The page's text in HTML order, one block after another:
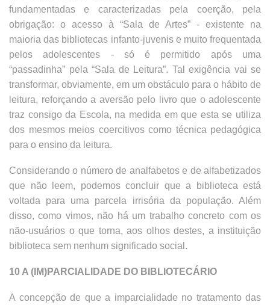
fundamentadas e caracterizadas pela coerção, pela
obrigação: o acesso à “Sala de Artes” - existente na
maioria das bibliotecas infanto-juvenis e muito frequentada
pelos adolescentes - só é permitido após uma
“passadinha” pela “Sala de Leitura”. Tal exigência vai se
transformar, obviamente, em um obstáculo para o hábito de
leitura, reforçando a aversão pelo livro que o adolescente
traz consigo da Escola, na medida em que esta se utiliza
dos mesmos meios coercitivos como técnica pedagógica
para o ensino da leitura.
Considerando o número de analfabetos e de alfabetizados
que não leem, podemos concluir que a biblioteca está
voltada para uma parcela irrisória da população. Além
disso, como vimos, não há um trabalho concreto com os
não-usuários o que torna, aos olhos destes, a instituição
biblioteca sem nenhum significado social.
10 A (IM)PARCIALIDADE DO BIBLIOTECÁRIO
A concepção de que a imparcialidade no tratamento das